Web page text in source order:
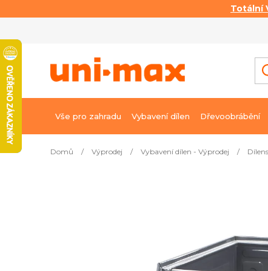
Totální
obsah
Vše pro zahradu Vybavení dílen Dřevoobrábění
Domů / Výprodej / Vybavení dílen - Výprodej /